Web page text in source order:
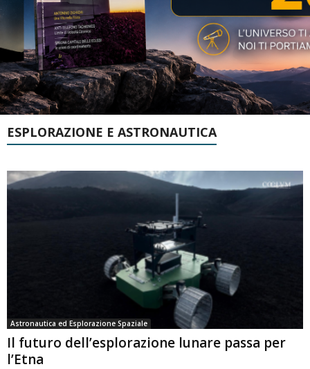
ESPLORAZIONE E ASTRONAUTICA
Astronautica ed Esplorazione Spaziale
Il futuro dell’esplorazione lunare passa per
l’Etna